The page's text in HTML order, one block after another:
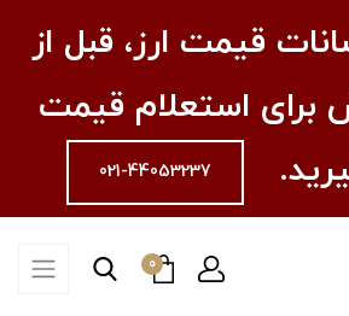
قیمت ارز، قبل از
برای استعلام قیمت
021-44053237
0